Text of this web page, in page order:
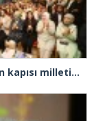
İl Başkanı Abdullah Özdemir: “AK Parti’nin kapısı milletine hizmet etmek isteyen herkese açıktır”